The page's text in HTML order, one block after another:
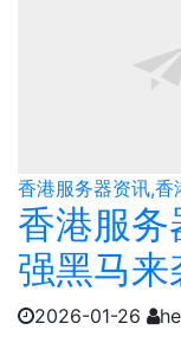
香港服务器资讯,
香港服
强黑马来
2026-01-26